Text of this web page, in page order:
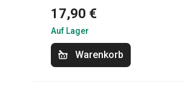
17,90 €
Auf Lager
Warenkorb